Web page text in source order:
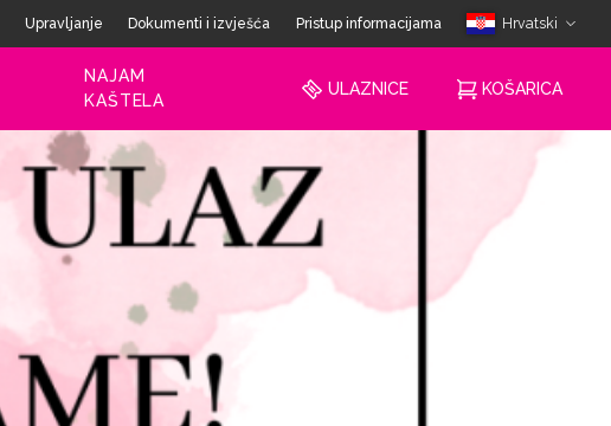
Upravljanje Dokumenti i izvješća Pristup informacijama Hrvatski
NAJAM
KAŠTELA
ULAZNICE KOŠARICA